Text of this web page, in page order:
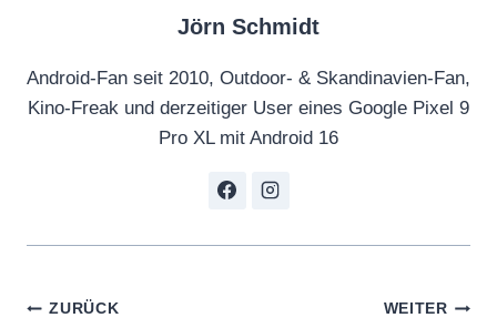
Jörn Schmidt
Android-Fan seit 2010, Outdoor- & Skandinavien-Fan,
Kino-Freak und derzeitiger User eines Google Pixel 9
Pro XL mit Android 16
Beitragsnavigation
ZURÜCK WEITER